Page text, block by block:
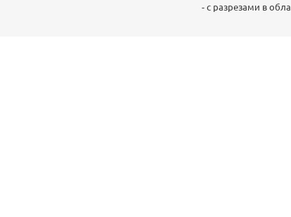
- с разрезами в